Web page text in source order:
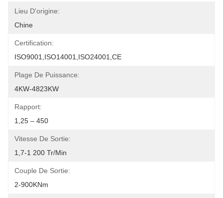
Lieu D'origine:
Chine
Certification:
ISO9001,ISO14001,ISO24001,CE
Plage De Puissance:
4KW-4823KW
Rapport:
1,25 – 450
Vitesse De Sortie:
1,7-1 200 Tr/min
Couple De Sortie:
2-900KNm